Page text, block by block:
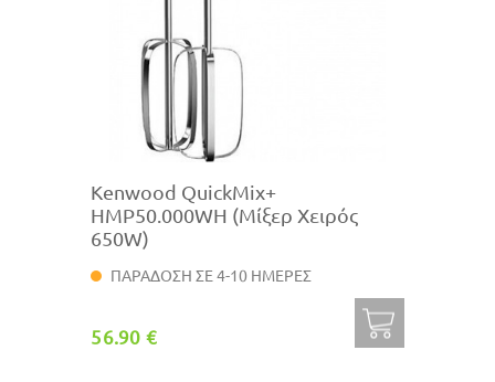
Kenwood QuickMix+
HMP50.000WH (Μίξερ Χειρός
650W)
ΠΑΡΑΔΟΣΗ ΣΕ 4-10 ΗΜΕΡΕΣ
56.90 €